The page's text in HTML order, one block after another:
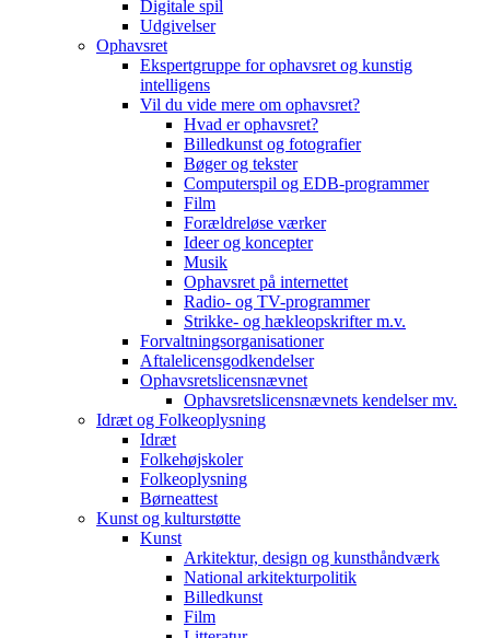
Digitale spil
Udgivelser
Ophavsret
Ekspertgruppe for ophavsret og kunstig
intelligens
Vil du vide mere om ophavsret?
Hvad er ophavsret?
Billedkunst og fotografier
Bøger og tekster
Computerspil og EDB-programmer
Film
Forældreløse værker
Ideer og koncepter
Musik
Ophavsret på internettet
Radio- og TV-programmer
Strikke- og hækleopskrifter m.v.
Forvaltningsorganisationer
Aftalelicensgodkendelser
Ophavsretslicensnævnet
Ophavsretslicensnævnets kendelser mv.
Idræt og Folkeoplysning
Idræt
Folkehøjskoler
Folkeoplysning
Børneattest
Kunst og kulturstøtte
Kunst
Arkitektur, design og kunsthåndværk
National arkitekturpolitik
Billedkunst
Film